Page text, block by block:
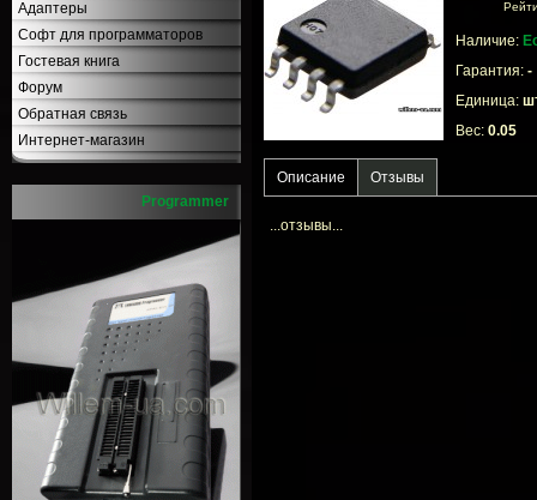
Адаптеры
Софт для программаторов
Гостевая книга
Форум
Обратная связь
Интернет-магазин
Programmer
Наличие:
Гарантия: -
Единица:
Вес: 0.05
Описание Отзывы
...отзывы...